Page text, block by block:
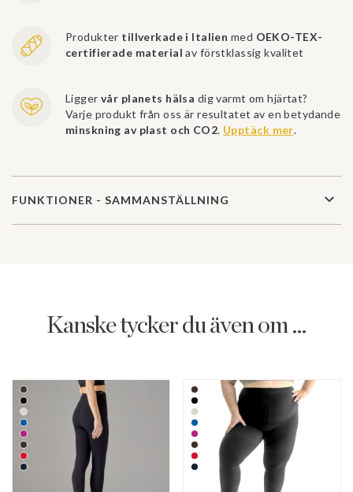
Produkter tillverkade i Italien med OEKO-TEX-
certifierade material av förstklassig kvalitet
Liggervår planets hälsa dig varmt om hjärtat?
Varje produkt från oss är resultatet av en betydande
minskning av plast och CO2. Upptäck mer.
FUNKTIONER - SAMMANSTÄLLNING
Kanske tycker du även om ...